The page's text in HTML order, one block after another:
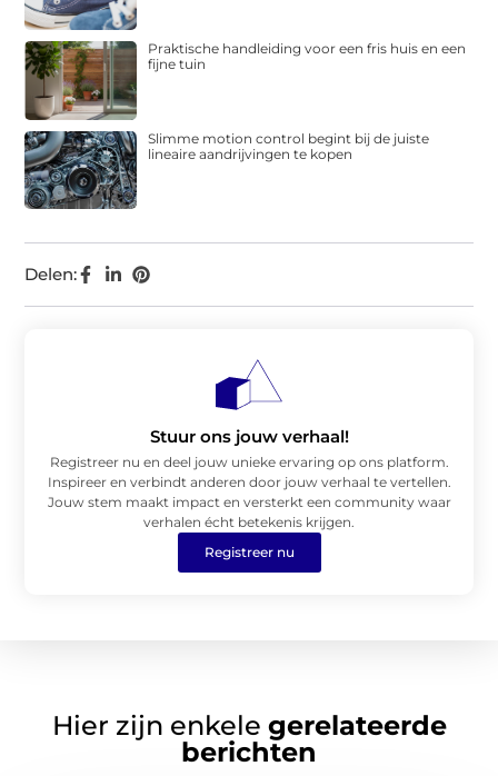
Delen:
Praktische handleiding voor een fris huis en een
fijne tuin
Slimme motion control begint bij de juiste
lineaire aandrijvingen te kopen
Stuur ons jouw verhaal!
Registreer nu en deel jouw unieke ervaring op ons platform.
Inspireer en verbindt anderen door jouw verhaal te vertellen.
Jouw stem maakt impact en versterkt een community waar
verhalen écht betekenis krijgen.
Registreer nu
Hier zijn enkele gerelateerde
berichten